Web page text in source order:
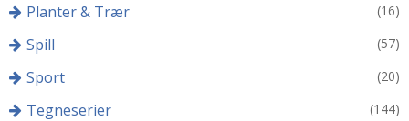
Planter & Trær (16)
Spill (57)
Sport (20)
Tegneserier (144)